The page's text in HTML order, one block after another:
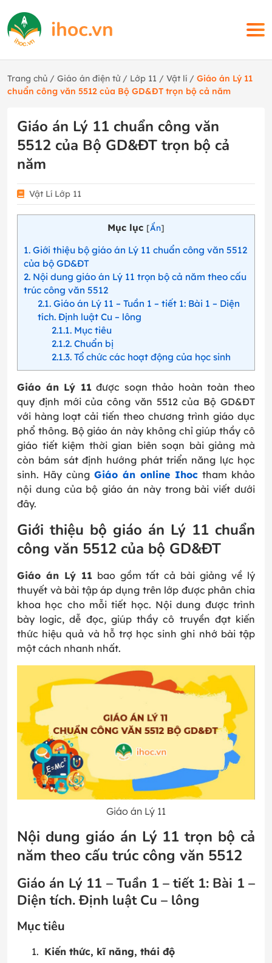
Trang chủ / Giáo án điện tử / Lớp 11 / Vật lí / Giáo án Lý 11
chuẩn công văn 5512 của Bộ GD&ĐT trọn bộ cả năm
Giáo án Lý 11 chuẩn công văn
5512 của Bộ GD&ĐT trọn bộ cả
năm
Vật Lí Lớp 11
Mục lục [Ẩn]
1 Giới thiệu bộ giáo án Lý 11 chuẩn công văn 5512
của bộ GD&ĐT
2 Nội dung giáo án Lý 11 trọn bộ cả năm theo cấu
trúc công văn 5512
2.1Giáo án Lý 11 – Tuần 1 – tiết 1: Bài 1 – Diện
tích. Định luật Cu – lông
2.1.1Mục tiêu
2.1.2Chuẩn bị
2.1.3Tổ chức các hoạt động của học sinh
Giáo án Lý 11được soạn thảo hoàn toàn theo
quy định mới của công văn 5512 của Bộ GD&ĐT
với hàng loạt cải tiến theo chương trình giáo dục
phổ thông. Bộ giáo án này không chỉ giúp thầy cô
giáo tiết kiệm thời gian biên soạn bài giảng mà
còn bám sát định hướng phát triển năng lực học
sinh. Hãy cùng Giáo án online Ihoc tham khảo
nội dung của bộ giáo án này trong bài viết dưới
đây.
Giới thiệu bộ giáo án Lý 11 chuẩn
công văn 5512 của bộ GD&ĐT
Giáo án Lý 11bao gồm tất cả bài giảng về lý
thuyết và bài tập áp dụng trên lớp được phân chia
khoa học cho mỗi tiết học. Nội dung được trình
bày logic, dễ đọc, giúp thầy cô truyền đạt kiến
thức hiệu quả và hỗ trợ học sinh ghi nhớ bài tập
một cách nhanh nhất.
Giáo án Lý 11
Nội dung giáo án Lý 11 trọn bộ cả
năm theo cấu trúc công văn 5512
Giáo án Lý 11 – Tuần 1 – tiết 1: Bài 1 –
Diện tích. Định luật Cu – lông
Mục tiêu
Kiến thức, kĩ năng, thái độ